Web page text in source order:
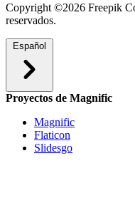
Copyright ©2026 Freepik
reservados.
Español
Proyectos de Magnific
Magnific
Flaticon
Slidesgo